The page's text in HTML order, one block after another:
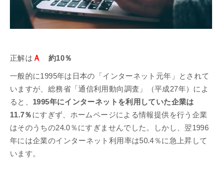
正解は Ａ 約10％
一般的に1995年は日本の「インターネット元年」とされて
いますが、総務省「通信利用動向調査」（平成27年）によ
ると、 1995年にインターネットを利用していた企業は
11.7％にすぎず、ホームページによる情報提供を行う企業
はそのうちの24.0％にすぎませんでした。しかし、翌1996
年には企業のインターネット利用率は50.4％に急上昇して
います。